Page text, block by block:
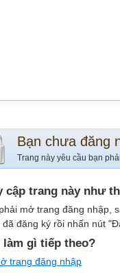
Bạn chưa đăng
Trang này yêu cầu bạn
cập trang này như
mở trang đăng nhập,
đã đăng ký rồi nhấn nút
làm gì tiếp theo?
trang đăng nhập